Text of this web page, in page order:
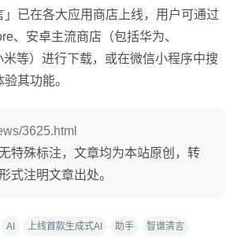
」已在各大应用商店上线，用户可通过
、安卓主流商店（包括华为、
等）进行下载，或在微信小程序中搜
其功能。
3625.html
特殊标注，文章均为本站原创，转
式注明文章出处。
AI 上线首款生成式AI 助手 智谱清言